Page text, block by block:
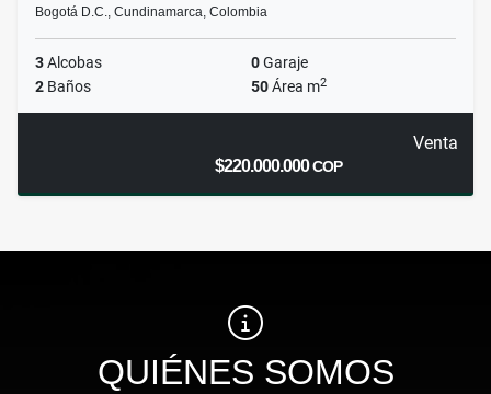
Bogotá D.C., Cundinamarca, Colombia
3Alcobas 0Garaje
2 Baños 50Área m2
Venta
$220.000.000COP
QUIÉNES SOMOS